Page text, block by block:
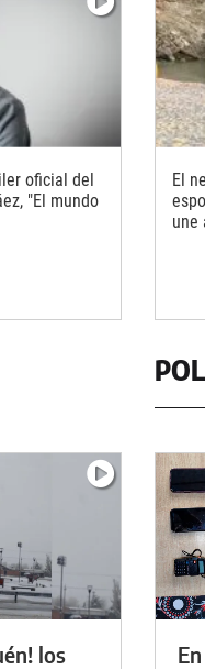
oficial del
"El mundo
El
une
los